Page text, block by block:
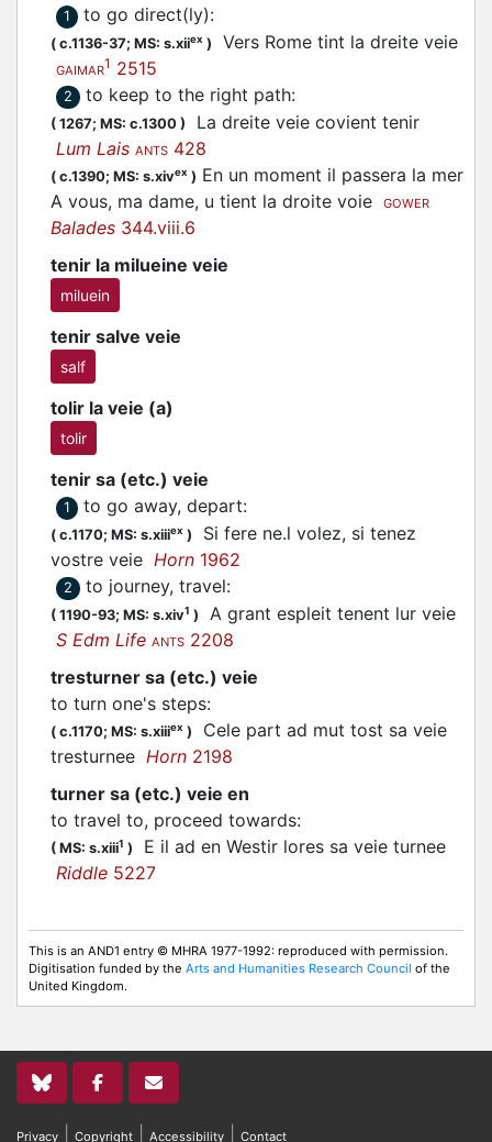
1 to go direct(ly):
( c.1136-37; MS: s.xiiex ) Vers Rome tint la dreite veie
GAIMAR1 2515
2 to keep to the right path:
( 1267; MS: c.1300 )
La dreite veie covient tenir
Lum Lais ANTS 428
( c.1390; MS: s.xivex ) En un moment il passera la mer
A vous, ma dame, u tient la droite voie
GOWER
Balades 344.viii.6
tenir la milueine veie
miluein
tenir salve veie
salf
tolir la veie (a)
tolir
tenir sa (etc.) veie
1 to go away, depart:
( c.1170; MS: s.xiiiex )
Si fere ne.l volez, si tenez
vostre veie Horn 1962
2 to journey, travel:
( 1190-93; MS: s.xiv1 )
A grant espleit tenent lur veie
S Edm Life ANTS 2208
tresturner sa (etc.) veie
to turn one's steps:
( c.1170; MS: s.xiiiex )
Cele part ad mut tost sa veie
tresturnee Horn 2198
turner sa (etc.) veie en
to travel to, proceed towards:
( MS: s.xiii1 )
E il ad en Westir lores sa veie turnee
Riddle 5227
This is an AND1 entry © MHRA 1977-1992: reproduced with permission.
Digitisation funded by the Arts and Humanities Research Council of the
United Kingdom.
Privacy Copyright Accessibility Contact